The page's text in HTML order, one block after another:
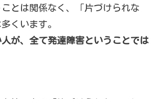
とは関係なく、「片づけられな
くいます。
が、全て発達障害ということでは